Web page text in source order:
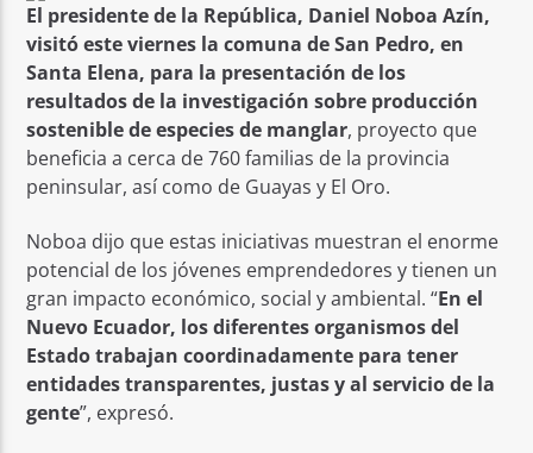
El presidente de la República, Daniel Noboa Azín,
visitó este viernes la comuna de San Pedro, en
Santa Elena, para la presentación de los
resultados de la investigación sobre producción
sostenible de especies de manglar, proyecto que
beneficia a cerca de 760 familias de la provincia
peninsular, así como de Guayas y El Oro.
Noboa dijo que estas iniciativas muestran el enorme
potencial de los jóvenes emprendedores y tienen un
gran impacto económico, social y ambiental. “En el
Nuevo Ecuador, los diferentes organismos del
Estado trabajan coordinadamente para tener
entidades transparentes, justas y al servicio de la
gente”, expresó.